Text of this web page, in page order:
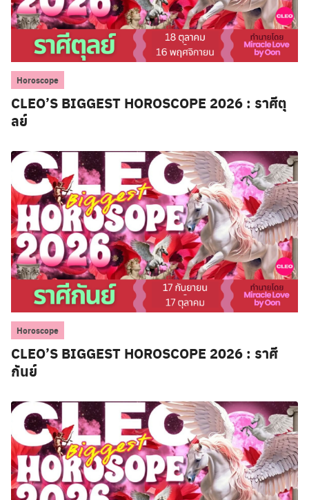
Horoscope
CLEO’S BIGGEST HOROSCOPE 2026 : ราศีตุ
ลย์
Horoscope
CLEO’S BIGGEST HOROSCOPE 2026 : ราศี
กันย์